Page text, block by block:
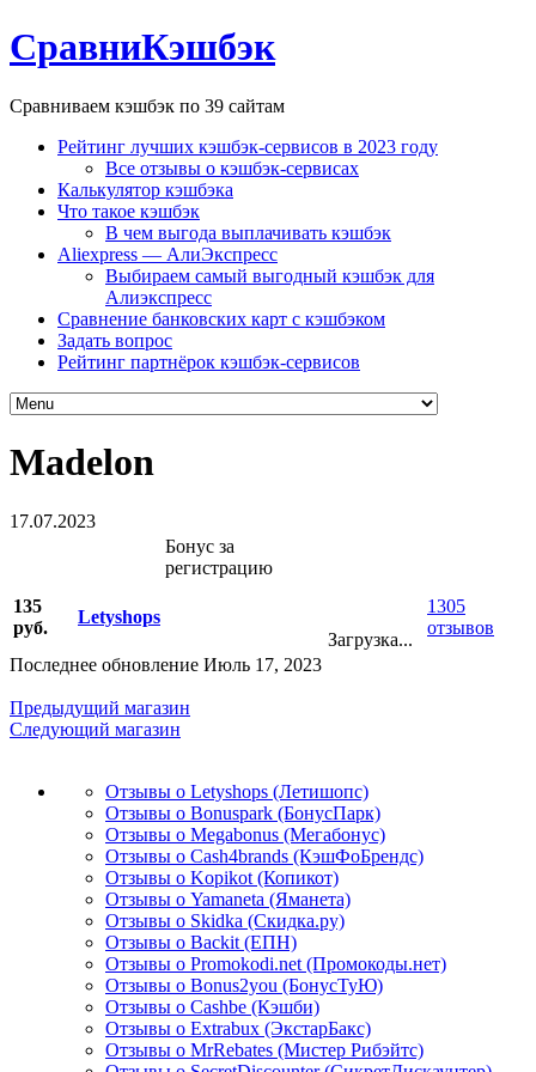
СравниКэшбэк
Сравниваем кэшбэк по 39 сайтам
Рейтинг лучших кэшбэк-сервисов в 2023 году
Все отзывы о кэшбэк-сервисах
Калькулятор кэшбэка
Что такое кэшбэк
В чем выгода выплачивать кэшбэк
Aliexpress — АлиЭкспресс
Выбираем самый выгодный кэшбэк для
Алиэкспресс
Сравнение банковских карт с кэшбэком
Задать вопрос
Рейтинг партнёрок кэшбэк-сервисов
Madelon
17.07.2023
Бонус за
регистрацию
135
руб.
Letyshops
Загрузка...
1305
отзывов
Последнее обновление Июль 17, 2023
Предыдущий магазин
Следующий магазин
Отзывы о Letyshops (Летишопс)
Отзывы о Bonuspark (БонусПарк)
Отзывы о Megabonus (Мегабонус)
Отзывы о Cash4brands (КэшФоБрендс)
Отзывы о Kopikot (Копикот)
Отзывы о Yamaneta (Яманета)
Отзывы о Skidka (Скидка.ру)
Отзывы о Backit (ЕПН)
Отзывы о Promokodi.net (Промокоды.нет)
Отзывы о Bonus2you (БонусТуЮ)
Отзывы о Cashbe (Кэшби)
Отзывы о Extrabux (ЭкстарБакс)
Отзывы о MrRebates (Мистер Рибэйтс)